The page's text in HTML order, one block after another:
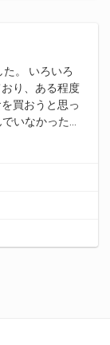
。 いろいろ
り、ある程度
買おうと思っ
いなかった